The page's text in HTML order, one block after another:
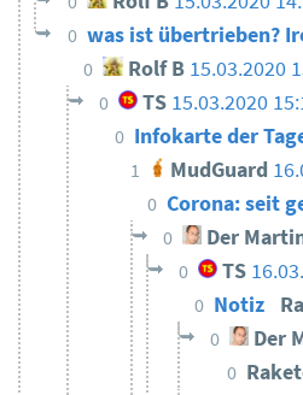
0 was ist übertrieben?
0 Rolf B 15.03.2020
0 TS 15.03.2020
0 Infokarte der
1 MudGuard
0 Corona: seit
0 Der
0 TS
0 Notiz
0 Der
0